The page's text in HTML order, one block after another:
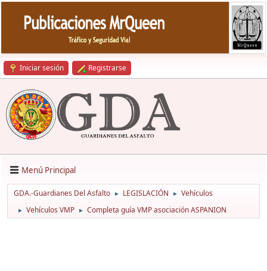
Iniciar sesión Registrarse
Menú Principal
GDA.-Guardianes Del Asfalto ► LEGISLACIÓN ► Vehículos
► Vehículos VMP ► Completa guía VMP asociación ASPANION